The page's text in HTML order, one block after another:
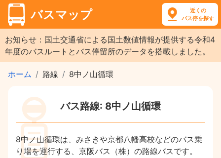
バスマップ
近くの
バス停を探す
お知らせ：国土交通省による国土数値情報が提供する令和4
年度のバスルートとバス停留所のデータを搭載しました。
ホーム 路線 8中ノ山循環
バス路線: 8中ノ山循環
8中ノ山循環は、みさきや京都八幡高校などのバス乗
り場を運行する、京阪バス（株）の路線バスです。